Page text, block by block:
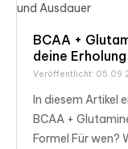
BCAA +
deine
Veröffentlicht:
In diesem Artikel
BCAA +
Formel Für wen?